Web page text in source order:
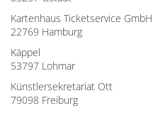
Kartenhaus Ticketservice GmbH
22769 Hamburg
Käppel
53797 Lohmar
Künstlersekretariat Ott
79098 Freiburg